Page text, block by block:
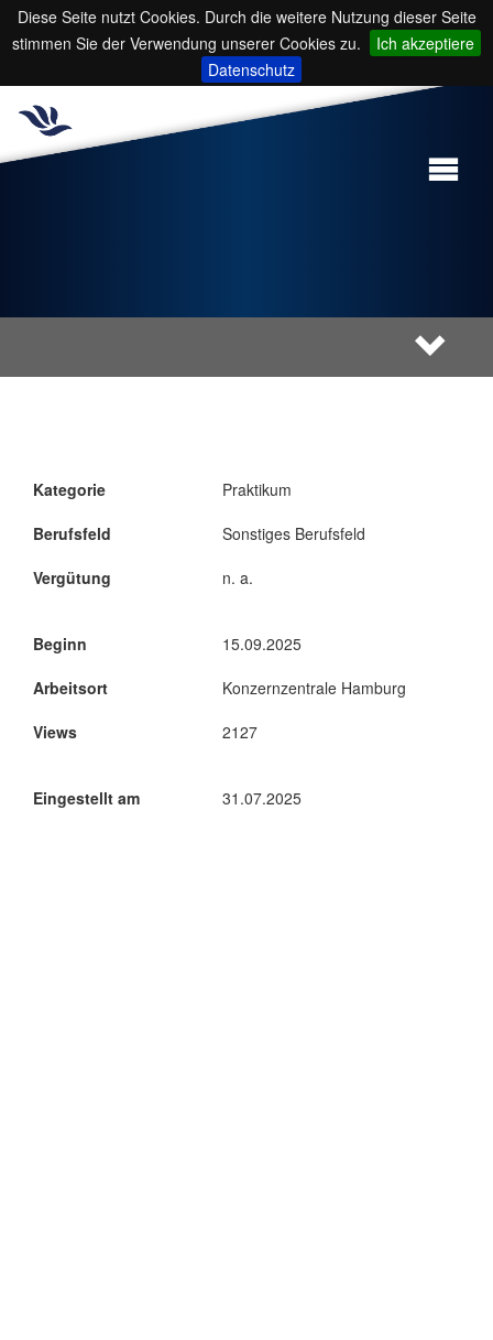
Diese Seite nutzt Cookies. Durch die weitere Nutzung dieser Seite
stimmen Sie der Verwendung unserer Cookies zu.
Ich akzeptiere
Datenschutz
Kategorie
Berufsfeld
Vergütung
Praktikum
Sonstiges Berufsfeld
n. a.
Beginn
Arbeitsort
Views
15.09.2025
Konzernzentrale Hamburg
2127
Eingestellt am 31.07.2025